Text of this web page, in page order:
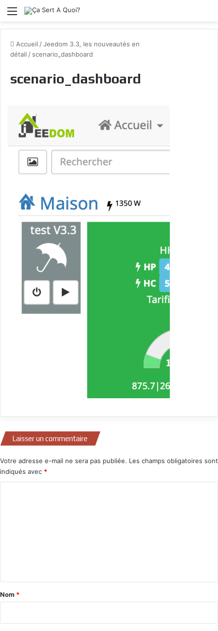
Menu
Accueil /Jeedom 3.3, les nouveautés en
détail / scenario_dashboard
scenario_dashboard
Laisser un commentaire
Votre adresse e-mail ne sera pas publiée. Les champs obligatoires sont
indiqués avec *
a
Nom *